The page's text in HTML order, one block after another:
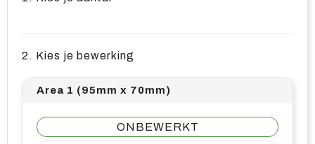
2. Kies je bewerking
Area 1 (95mm x 70mm)
ONBEWERKT